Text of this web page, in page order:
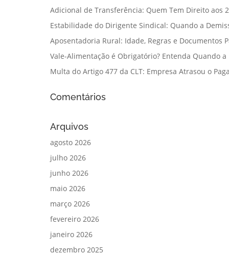
Adicional de Transferência: Quem Tem Direito aos
Estabilidade do Dirigente Sindical: Quando a
Aposentadoria Rural: Idade, Regras e Documentos
Vale-Alimentação é Obrigatório? Entenda Quando
Multa do Artigo 477 da CLT: Empresa Atrasou o
Comentários
Arquivos
agosto 2026
julho 2026
junho 2026
maio 2026
março 2026
fevereiro 2026
janeiro 2026
dezembro 2025